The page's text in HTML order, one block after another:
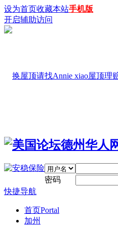
设为首页收藏本站手机版
开启辅助访问
密码
快捷导航
首页Portal
加州